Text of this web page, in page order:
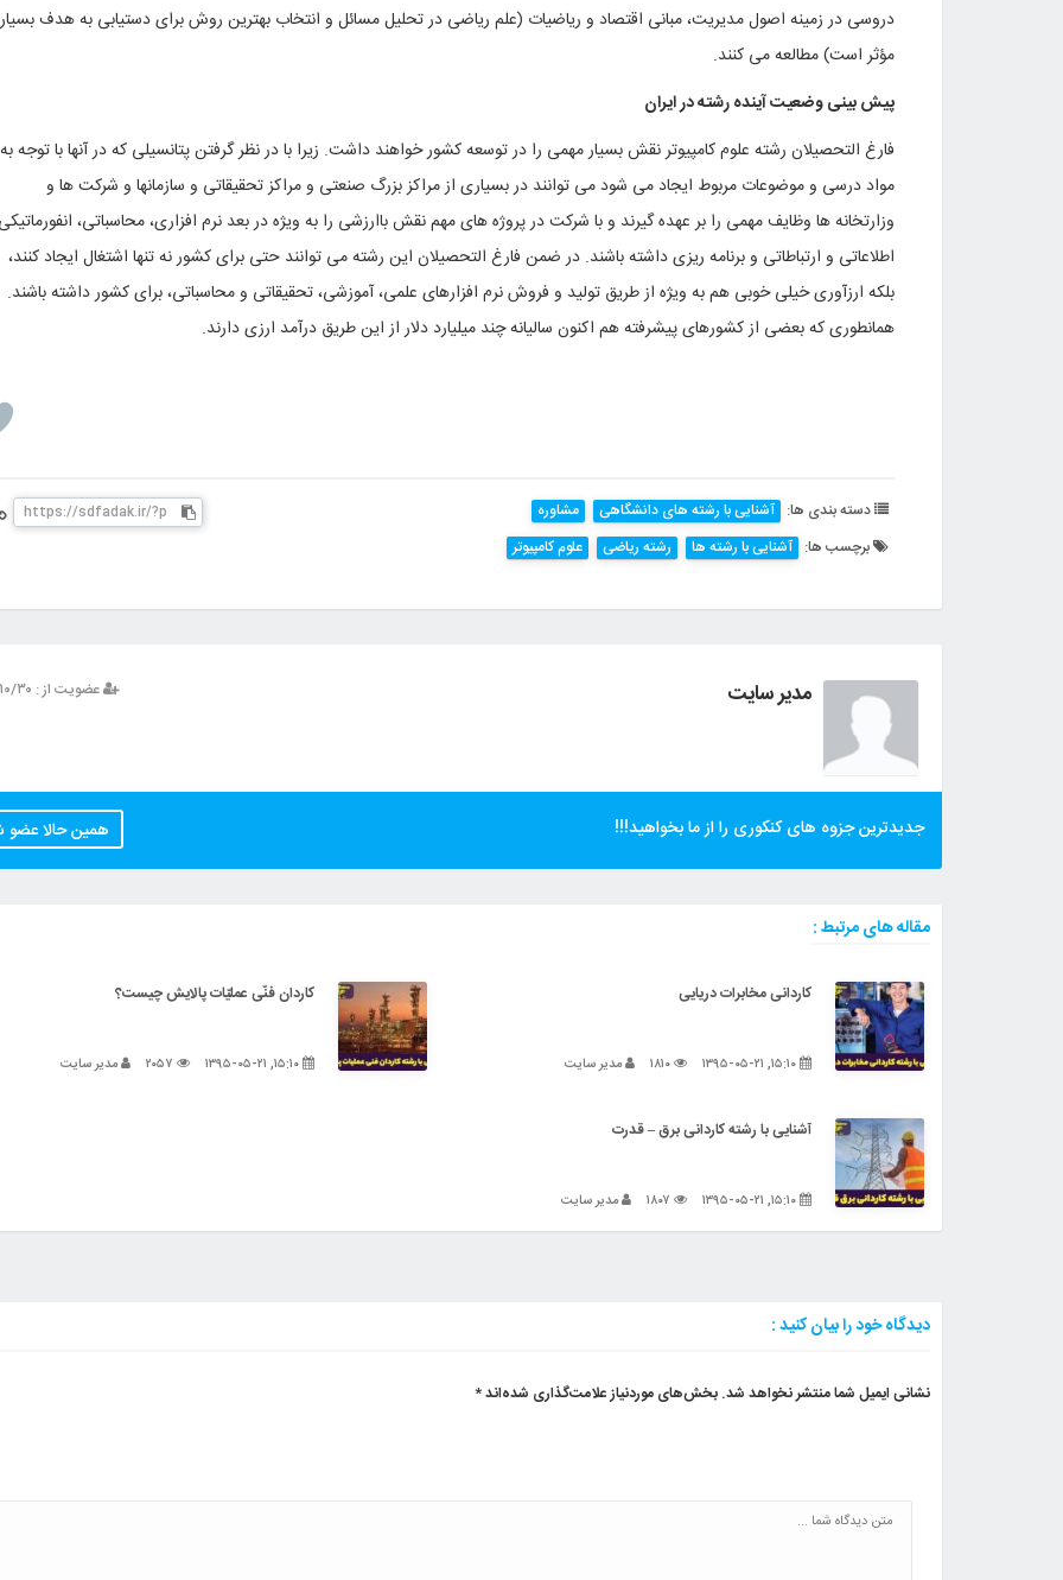
دروسی در زمینه اصول مدیریت، مبانی اقتصاد و ریاضیات (علم ریاضی در تحلیل مسائل و انتخاب بهترین روش برای دستیابی به هدف بسیار
مؤثر است) مطالعه می کنند.
پیش بینی وضعیت آینده رشته در ایران
فارغ التحصیلان رشته علوم کامپیوتر نقش بسیار مهمی را در توسعه کشور خواهند داشت. زیرا با در نظر گرفتن پتانسیلی که در آنها با توجه به
مواد درسی و موضوعات مربوط ایجاد می شود می توانند در بسیاری از مراکز بزرگ صنعتی و مراکز تحقیقاتی و سازمانها و شرکت ها و
وزارتخانه ها وظایف مهمی را بر عهده گیرند و با شرکت در پروژه های مهم نقش باارزشی را به ویژه در بعد نرم افزاری، محاسباتی،
اطلاعاتی و ارتباطاتی و برنامه ریزی داشته باشند. در ضمن فارغ التحصیلان این رشته می توانند حتی برای کشور نه تنها اشتغال ایجاد کنند،
بلکه ارزآوری خیلی خوبی هم به ویژه از طریق تولید و فروش نرم افزارهای علمی، آموزشی، تحقیقاتی و محاسباتی، برای کشور داشته باشند.
همانطوری که بعضی از کشورهای پیشرفته هم اکنون سالیانه چند میلیارد دلار از این طریق درآمد ارزی دارند.
دسته بندی ها: آشنایی با رشته های دانشگاهی
مشاوره
برچسب ها: آشنایی با رشته ها رشته ریاضی علوم کامپیوتر
عضویت از : ۱۳۹۳/۱۰/۳۰ مدیر سایت
جدیدترین جزوه های کنکوری را از ما بخواهید!!! همین حالا عضو
مقاله های مرتبط :
کاردانی مخابرات دریایی
مدیر سایت
کاردان فنّی عملیّات پالایش چیست؟
۱۵:۱۰, ۱۳۹۵-۰۵-۲۱ ۲۰۵۷ مدیر سایت
آشنایی با رشته کاردانی برق – قدرت
مدیر سایت
دیدگاه خود را بیان کنید :
نشانی ایمیل شما منتشر نخواهد شد. بخش‌های موردنیاز علامت‌گذاری شده‌اند*